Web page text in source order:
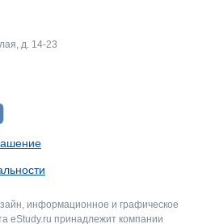
д. 14-23
информационное и графическое
eStudy.ru принадлежит компании